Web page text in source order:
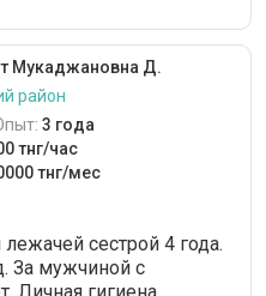
Мукаджановна Д.
район
3 года
тнг/час
тнг/мес
сестрой 4 года.
За мужчиной с